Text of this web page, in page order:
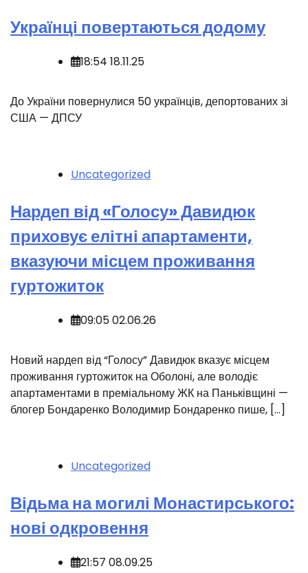
Українці повертаються додому
18:54 18.11.25
‍️До України повернулися 50 українців, депортованих зі
США — ДПСУ
Uncategorized
Нардеп від «Голосу» Давидюк
приховує елітні апартаменти,
вказуючи місцем проживання
гуртожиток
09:05 02.06.26
Новий нардеп від “Голосу” Давидюк вказує місцем
проживання гуртожиток на Оболоні, але володіє
апартаментами в преміальному ЖК на Паньківщині —
блогер Бондаренко Володимир Бондаренко пише, […]
Uncategorized
Відьма на могилі Монастирського:
нові одкровення
21:57 08.09.25